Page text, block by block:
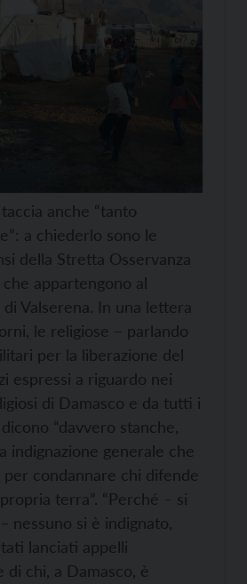
anche “tanto
a chiederlo sono le
della Stretta Osservanza
appartengono al
Valserena. In una lettera
le religiose – parlando
per la liberazione del
espressi a riguardo nei
di Damasco e da tutti i
“davvero stanche,
indignazione generale che
condannare chi difende
terra”. “Perché – si
nessuno si è indignato,
lanciati appelli
di chi, a Damasco, è